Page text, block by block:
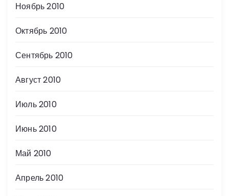
Ноябрь 2010
Октябрь 2010
Сентябрь 2010
Август 2010
Июль 2010
Июнь 2010
Май 2010
Апрель 2010